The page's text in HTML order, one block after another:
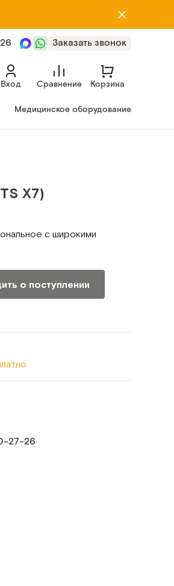
Заказать звонок
Вход Сравнение Корзина
Медицинское оборудование
X7)
с широкими
о поступлении